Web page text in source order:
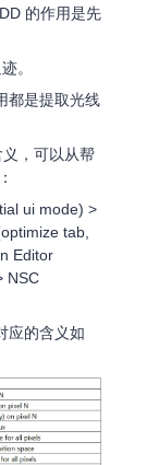
的作用是先
。
都是提取光线
，可以从帮
ui mode) >
tab,
Editor
NSC
应的含义如